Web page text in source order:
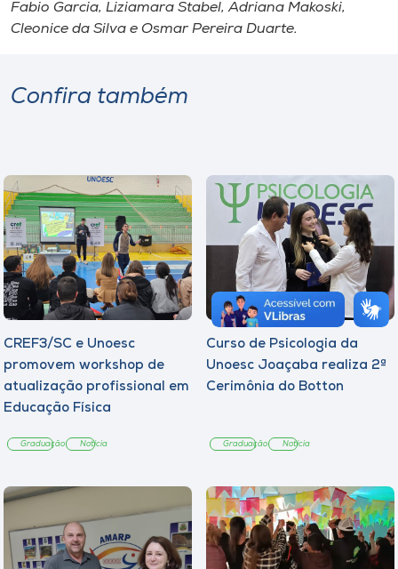
Fabio Garcia, Liziamara Stabel, Adriana Makoski,
Cleonice da Silva e Osmar Pereira Duarte.
Confira também
CREF3/SC e Unoesc
promovem workshop de
atualização profissional em
Educação Física
Graduação Notícia
Curso de Psicologia da
Unoesc Joaçaba realiza 2ª
Cerimônia do Botton
Graduação Notícia